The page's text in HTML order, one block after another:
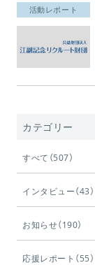
活動レポート
カテゴリー
すべて（507）
インタビュー（43）
お知らせ（190）
応援レポート（55）